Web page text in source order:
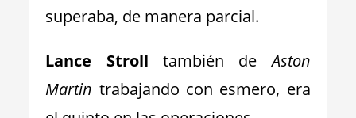
superaba, de manera parcial.
Lance Stroll también deAston
Martin trabajando con esmero, era